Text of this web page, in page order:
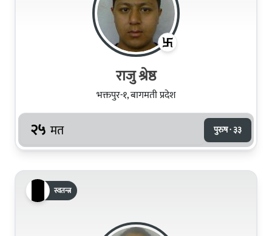
राजु श्रेष्ठ
भक्तपुर-१, बागमती प्रदेश
२५ मत पुरुष · ३३
स्वतन्त्र